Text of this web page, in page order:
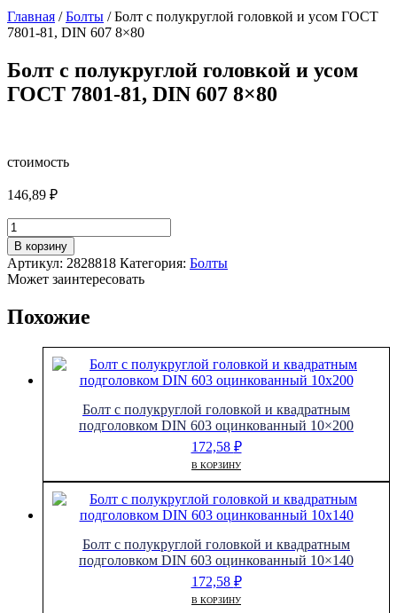
Главная /Болты / Болт с полукруглой головкой и усом ГОСТ
7801-81, DIN 607 8×80
Болт с полукруглой головкой и усом
ГОСТ 7801-81, DIN 607 8×80
стоимость
146,89 ₽
Количество
товара
Болт
с
полукруглой
и
В корзину
Артикул: 2828818 Категория: Болты
Может заинтересовать
Похожие
Болт с полукруглой головкой и квадратным
подголовком DIN 603 оцинкованный 10×200
172,58 ₽
В КОРЗИНУ
Болт с полукруглой головкой и квадратным
подголовком DIN 603 оцинкованный 10×140
172,58 ₽
В КОРЗИНУ